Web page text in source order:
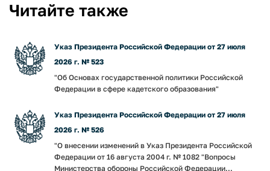
Читайте также
Указ Президента Российской Федерации от 27 июля
2026 г. № 523
"Об Основах государственной политики Российской
Федерации в сфере кадетского образования"
Указ Президента Российской Федерации от 27 июля
2026 г. № 526
"О внесении изменений в Указ Президента Российской
Федерации от 16 августа 2004 г. № 1082 "Вопросы
Министерства обороны Российской Федерации...